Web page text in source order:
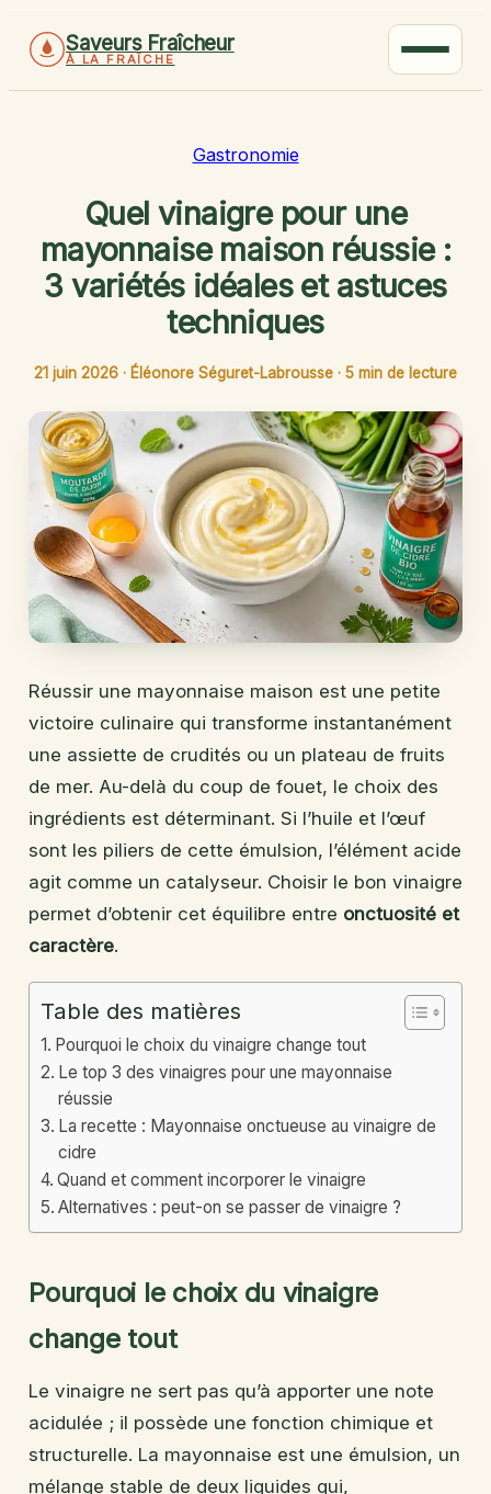
Saveurs Fraîcheur
À LA FRAÎCHE
Gastronomie
Quel vinaigre pour une
mayonnaise maison réussie :
3 variétés idéales et astuces
techniques
21 juin 2026 · Éléonore Séguret-Labrousse · 5 min de lecture
Réussir une mayonnaise maison est une petite
victoire culinaire qui transforme instantanément
une assiette de crudités ou un plateau de fruits
de mer. Au-delà du coup de fouet, le choix des
ingrédients est déterminant. Si l’huile et l’œuf
sont les piliers de cette émulsion, l’élément acide
agit comme un catalyseur. Choisir le bon vinaigre
permet d’obtenir cet équilibre entre onctuosité et
caractère.
Table des matières
Pourquoi le choix du vinaigre change tout
Le top 3 des vinaigres pour une mayonnaise
réussie
La recette : Mayonnaise onctueuse au vinaigre de
cidre
Quand et comment incorporer le vinaigre
Alternatives : peut-on se passer de vinaigre ?
Pourquoi le choix du vinaigre
change tout
Le vinaigre ne sert pas qu’à apporter une note
acidulée ; il possède une fonction chimique et
structurelle. La mayonnaise est une émulsion, un
mélange stable de deux liquides qui,